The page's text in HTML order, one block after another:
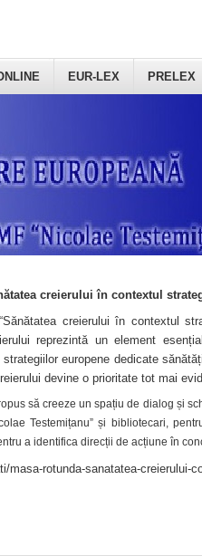
EUR-LEX PRELEX
creierului în contextul
creierului în contextul
reprezintă un element
europene dedicate
devine o prioritate tot mai
să creeze un spațiu de dialog și
Testemițanu” și bibliotecari,
a identifica direcții de acțiune în
masa-rotunda-sanatatea-creierului-